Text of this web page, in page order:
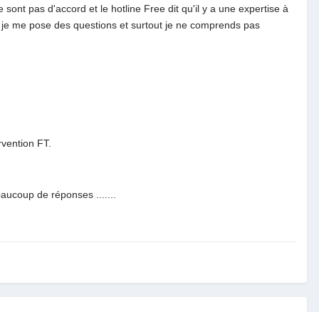
sont pas d'accord et le hotline Free dit qu'il y a une expertise à
me pose des questions et surtout je ne comprends pas
FT.
de réponses .......